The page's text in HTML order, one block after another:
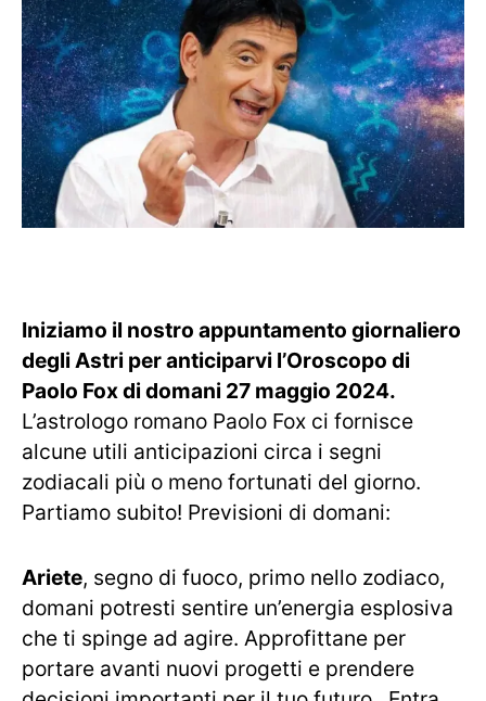
Iniziamo il nostro appuntamento giornaliero
degli Astri per anticiparvi l’Oroscopo di
Paolo Fox di domani 27 maggio 2024.
L’astrologo romano Paolo Fox ci fornisce
alcune utili anticipazioni circa i segni
zodiacali più o meno fortunati del giorno.
Partiamo subito! Previsioni di domani:
Ariete, segno di fuoco, primo nello zodiaco,
domani potresti sentire un’energia esplosiva
che ti spinge ad agire. Approfittane per
portare avanti nuovi progetti e prendere